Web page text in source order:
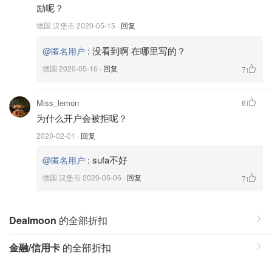
励呢？
德国 汉堡市2020-05-15 · 回复
@匿名用户 : 没看到啊 在哪里写的？
德国 2020-05-16 · 回复 7
Miss_lemon
为什么开户会被拒呢？
2020-02-01 · 回复
6
@匿名用户 : sufa不好
德国 汉堡市2020-05-06 · 回复 7
Dealmoon 的全部折扣
金融/信用卡 的全部折扣